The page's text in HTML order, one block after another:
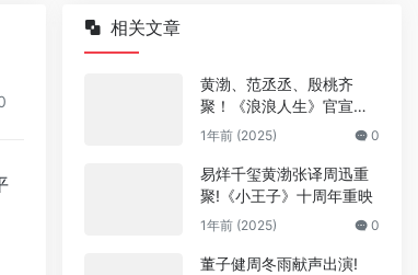
相关文章
黄渤、范丞丞、殷桃齐
聚！《浪浪人生》官宣阵
容
1年前 (2025) 0
易烊千玺黄渤张译周迅重
聚!《小王子》十周年重映
1年前 (2025) 0
董子健周冬雨献声出演!